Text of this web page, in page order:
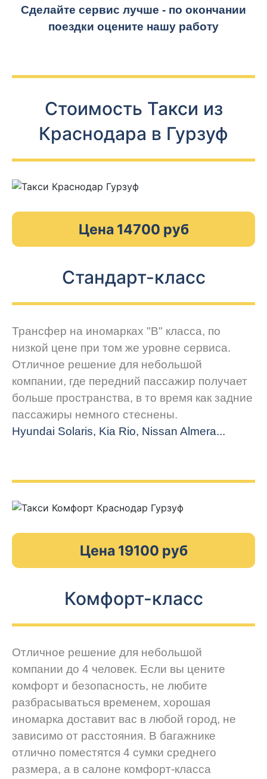
Сделайте сервис лучше - по окончании
поездки оцените нашу работу
Стоимость Такси из
Краснодара в Гурзуф
Цена 14700 руб
Стандарт-класс
Трансфер на иномарках "В" класса, по
низкой цене при том же уровне сервиса.
Отличное решение для небольшой
компании, где передний пассажир получает
больше пространства, в то время как задние
пассажиры немного стеснены.
Hyundai Solaris, Kia Rio, Nissan Almera...
Цена 19100 руб
Комфорт-класс
Отличное решение для небольшой
компании до 4 человек. Если вы цените
комфорт и безопасность, не любите
разбрасываться временем, хорошая
иномарка доставит вас в любой город, не
зависимо от расстояния. В багажнике
отлично поместятся 4 сумки среднего
размера, а в салоне комфорт-класса